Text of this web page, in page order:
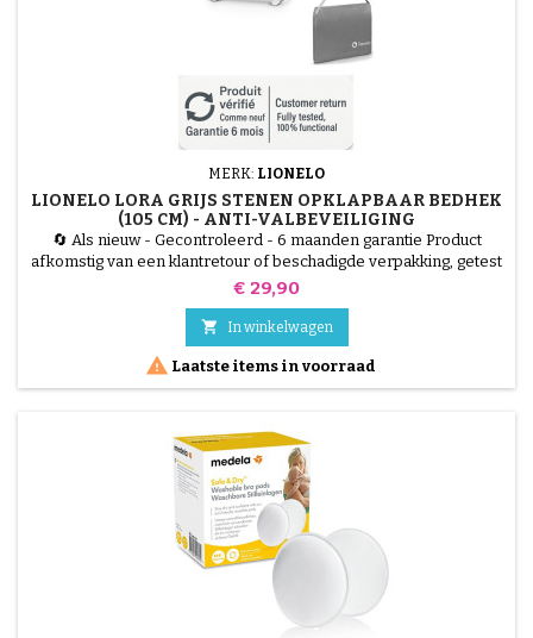
MERK: LIONELO
LIONELO LORA GRIJS STENEN OPKLAPBAAR BEDHEK
(105 CM) - ANTI-VALBEVEILIGING
🔄 Als nieuw - Gecontroleerd - 6 maanden garantie Product
afkomstig van een klantretour of beschadigde verpakking, getest
door onze technici en 100% functioneel. Geef het hele gezin een
van 105 cm maakt het de overgang naar het "grote bed" veiliger
dankzij het StandSafe vergrendelingssysteem dat...
Prijs
€ 29,90
 In winkelwagen
 Laatste items in voorraad